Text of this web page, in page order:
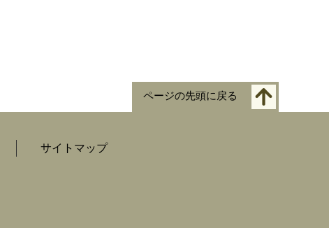
ページの先頭に戻る
サイトマップ